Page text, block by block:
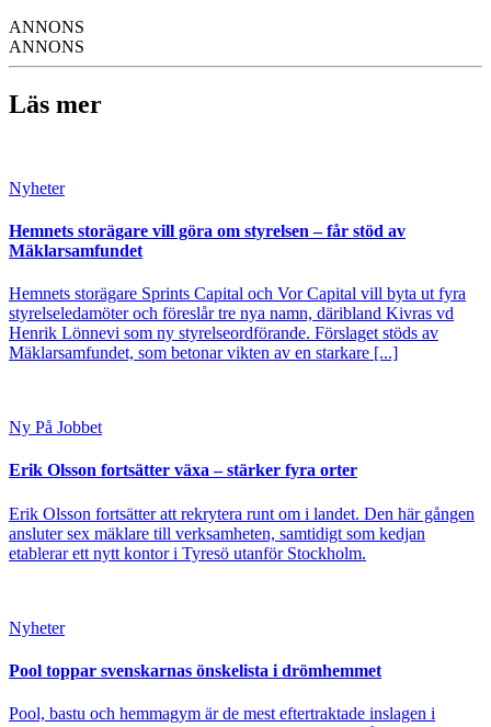
ANNONS
ANNONS
Läs mer
Nyheter
Hemnets storägare vill göra om styrelsen – får stöd av
Mäklarsamfundet
Hemnets storägare Sprints Capital och Vor Capital vill byta ut fyra
styrelseledamöter och föreslår tre nya namn, däribland Kivras vd
Henrik Lönnevi som ny styrelseordförande. Förslaget stöds av
Mäklarsamfundet, som betonar vikten av en starkare [...]
Ny På Jobbet
Erik Olsson fortsätter växa – stärker fyra orter
Erik Olsson fortsätter att rekrytera runt om i landet. Den här gången
ansluter sex mäklare till verksamheten, samtidigt som kedjan
etablerar ett nytt kontor i Tyresö utanför Stockholm.
Nyheter
Pool toppar svenskarnas önskelista i drömhemmet
Pool, bastu och hemmagym är de mest eftertraktade inslagen i